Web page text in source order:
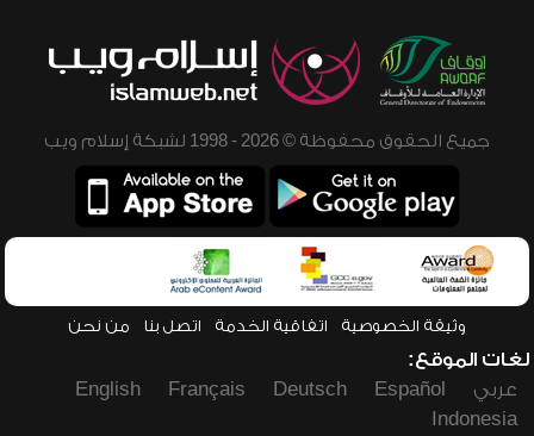
جميع الحقوق محفوظة © 2026 - 1998 لشبكة إسلام ويب
وثيقة الخصوصية اتفاقية الخدمة اتصل بنا من نحن
لغات الموقع:
عربي
Español
Deutsch
Français
English
Indonesia